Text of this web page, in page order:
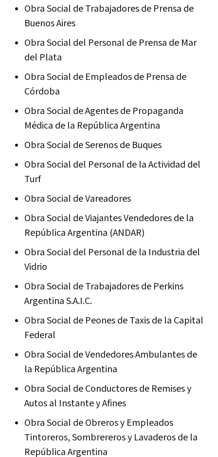
Obra Social de Trabajadores de Prensa de
Buenos Aires
Obra Social del Personal de Prensa de Mar
del Plata
Obra Social de Empleados de Prensa de
Córdoba
Obra Social de Agentes de Propaganda
Médica de la República Argentina
Obra Social de Serenos de Buques
Obra Social del Personal de la Actividad del
Turf
Obra Social de Vareadores
Obra Social de Viajantes Vendedores de la
República Argentina (ANDAR)
Obra Social del Personal de la Industria del
Vidrio
Obra Social de Trabajadores de Perkins
Argentina S.A.I.C.
Obra Social de Peones de Taxis de la Capital
Federal
Obra Social de Vendedores Ambulantes de
la República Argentina
Obra Social de Conductores de Remises y
Autos al Instante y Afines
Obra Social de Obreros y Empleados
Tintoreros, Sombrereros y Lavaderos de la
República Argentina